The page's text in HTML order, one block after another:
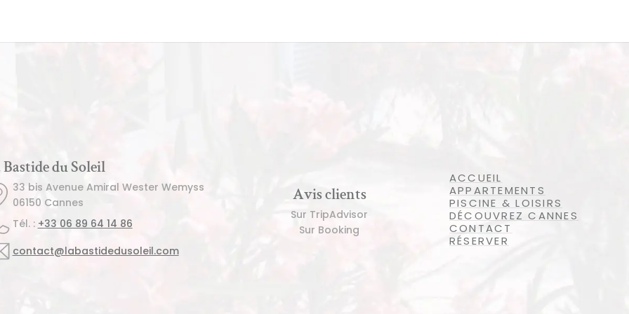
du Soleil
33 bis Avenue Amiral Wester Wemyss
06150 Cannes
Tél. : +33 06 89 64 14 86
contact@labastidedusoleil.com
Avis clients
Sur TripAdvisor
Sur Booking
ACCUEIL
APPARTEMENTS
PISCINE & LOISIRS
DÉCOUVREZ CANNES
CONTACT
RÉSERVER